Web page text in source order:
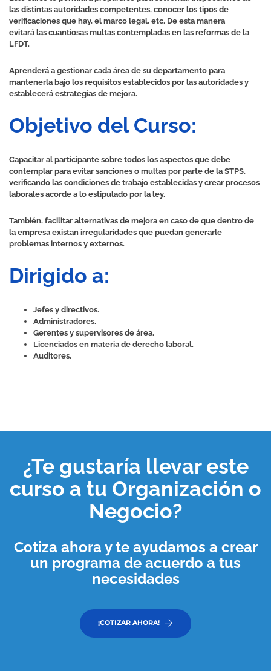
las distintas autoridades competentes, conocer los tipos de
verificaciones que hay, el marco legal, etc. De esta manera
evitará las cuantiosas multas contempladas en las reformas de la
LFDT.
Aprenderá a gestionar cada área de su departamento para
mantenerla bajo los requisitos establecidos por las autoridades y
establecerá estrategias de mejora.
Objetivo del Curso:
Capacitar al participante sobre todos los aspectos que debe
contemplar para evitar sanciones o multas por parte de la STPS,
verificando las condiciones de trabajo establecidas y crear procesos
laborales acorde a lo estipulado por la ley.
También, facilitar alternativas de mejora en caso de que dentro de
la empresa existan irregularidades que puedan generarle
problemas internos y externos.
Dirigido a:
Jefes y directivos.
Administradores.
Gerentes y supervisores de área.
Licenciados en materia de derecho laboral.
Auditores.
¿Te gustaría llevar este
curso a tu Organización o
Negocio?
Cotiza ahora y te ayudamos a crear
un programa de acuerdo a tus
necesidades
¡COTIZAR AHORA!